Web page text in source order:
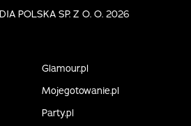
POLSKA SP. Z O. O. 2026
Glamour.pl
Mojegotowanie.pl
Party.pl